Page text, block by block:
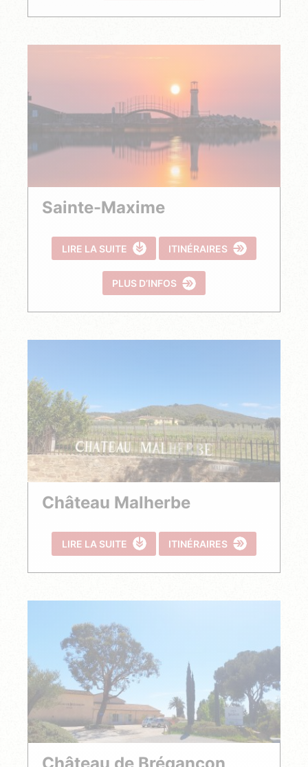
Sainte-Maxime
LIRE LA SUITE ITINÉRAIRES
PLUS D’INFOS
Château Malherbe
LIRE LA SUITE ITINÉRAIRES
Château de Brégançon